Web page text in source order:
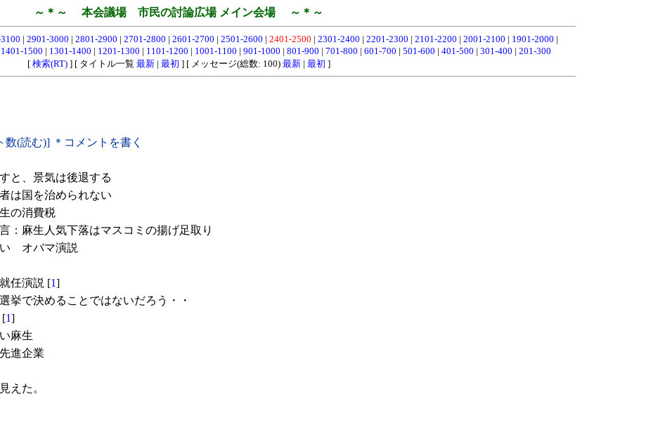
～＊～ 本会議場 市民の討論広場 メイン会場 ～＊～
| 2901-3000 | 2801-2900 | 2701-2800 | 2601-2700 | 2501-2600 | 2401-2500 | 2301-2400 | 2201-2300 | 2101-2200 | 2001-2100 | 1901-2000 |
1401-1500 | 1301-1400 | 1201-1300 | 1101-1200 | 1001-1100 | 901-1000 | 801-900 | 701-800 | 601-700 | 501-600 | 401-500 | 301-400 | 201-300
[ 検索(RT)] [ タイトル一覧 最新| 最初 ] [ メッセージ(総数: 100) 最新| 最初 ]
数(読む)] ＊コメントを書く
と、景気は後退する
は国を治められない
の消費税
：麻生人気下落はマスコミの揚げ足取り
オバマ演説
任演説 [1]
挙で決めることではないだろう・・
[1]
麻生
進企業
えた。